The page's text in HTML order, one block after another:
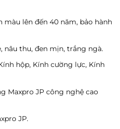
màu lên đến 40 năm, bảo hành
nâu thu, đen mịn, trắng ngà.
hộp, Kính cường lực, Kính
Maxpro JP công nghệ cao
JP.